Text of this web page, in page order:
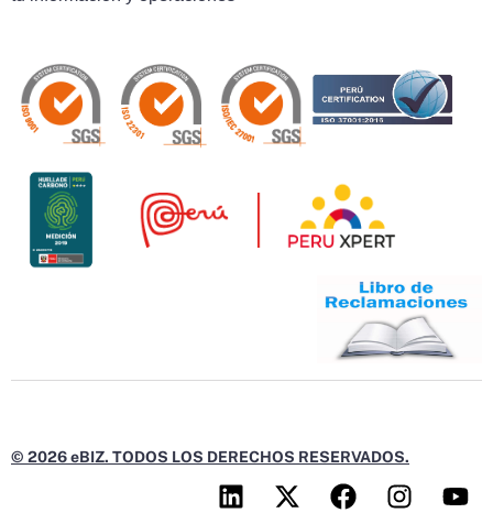
© 2026 eBIZ. TODOS LOS DERECHOS RESERVADOS.
L
X
F
I
Y